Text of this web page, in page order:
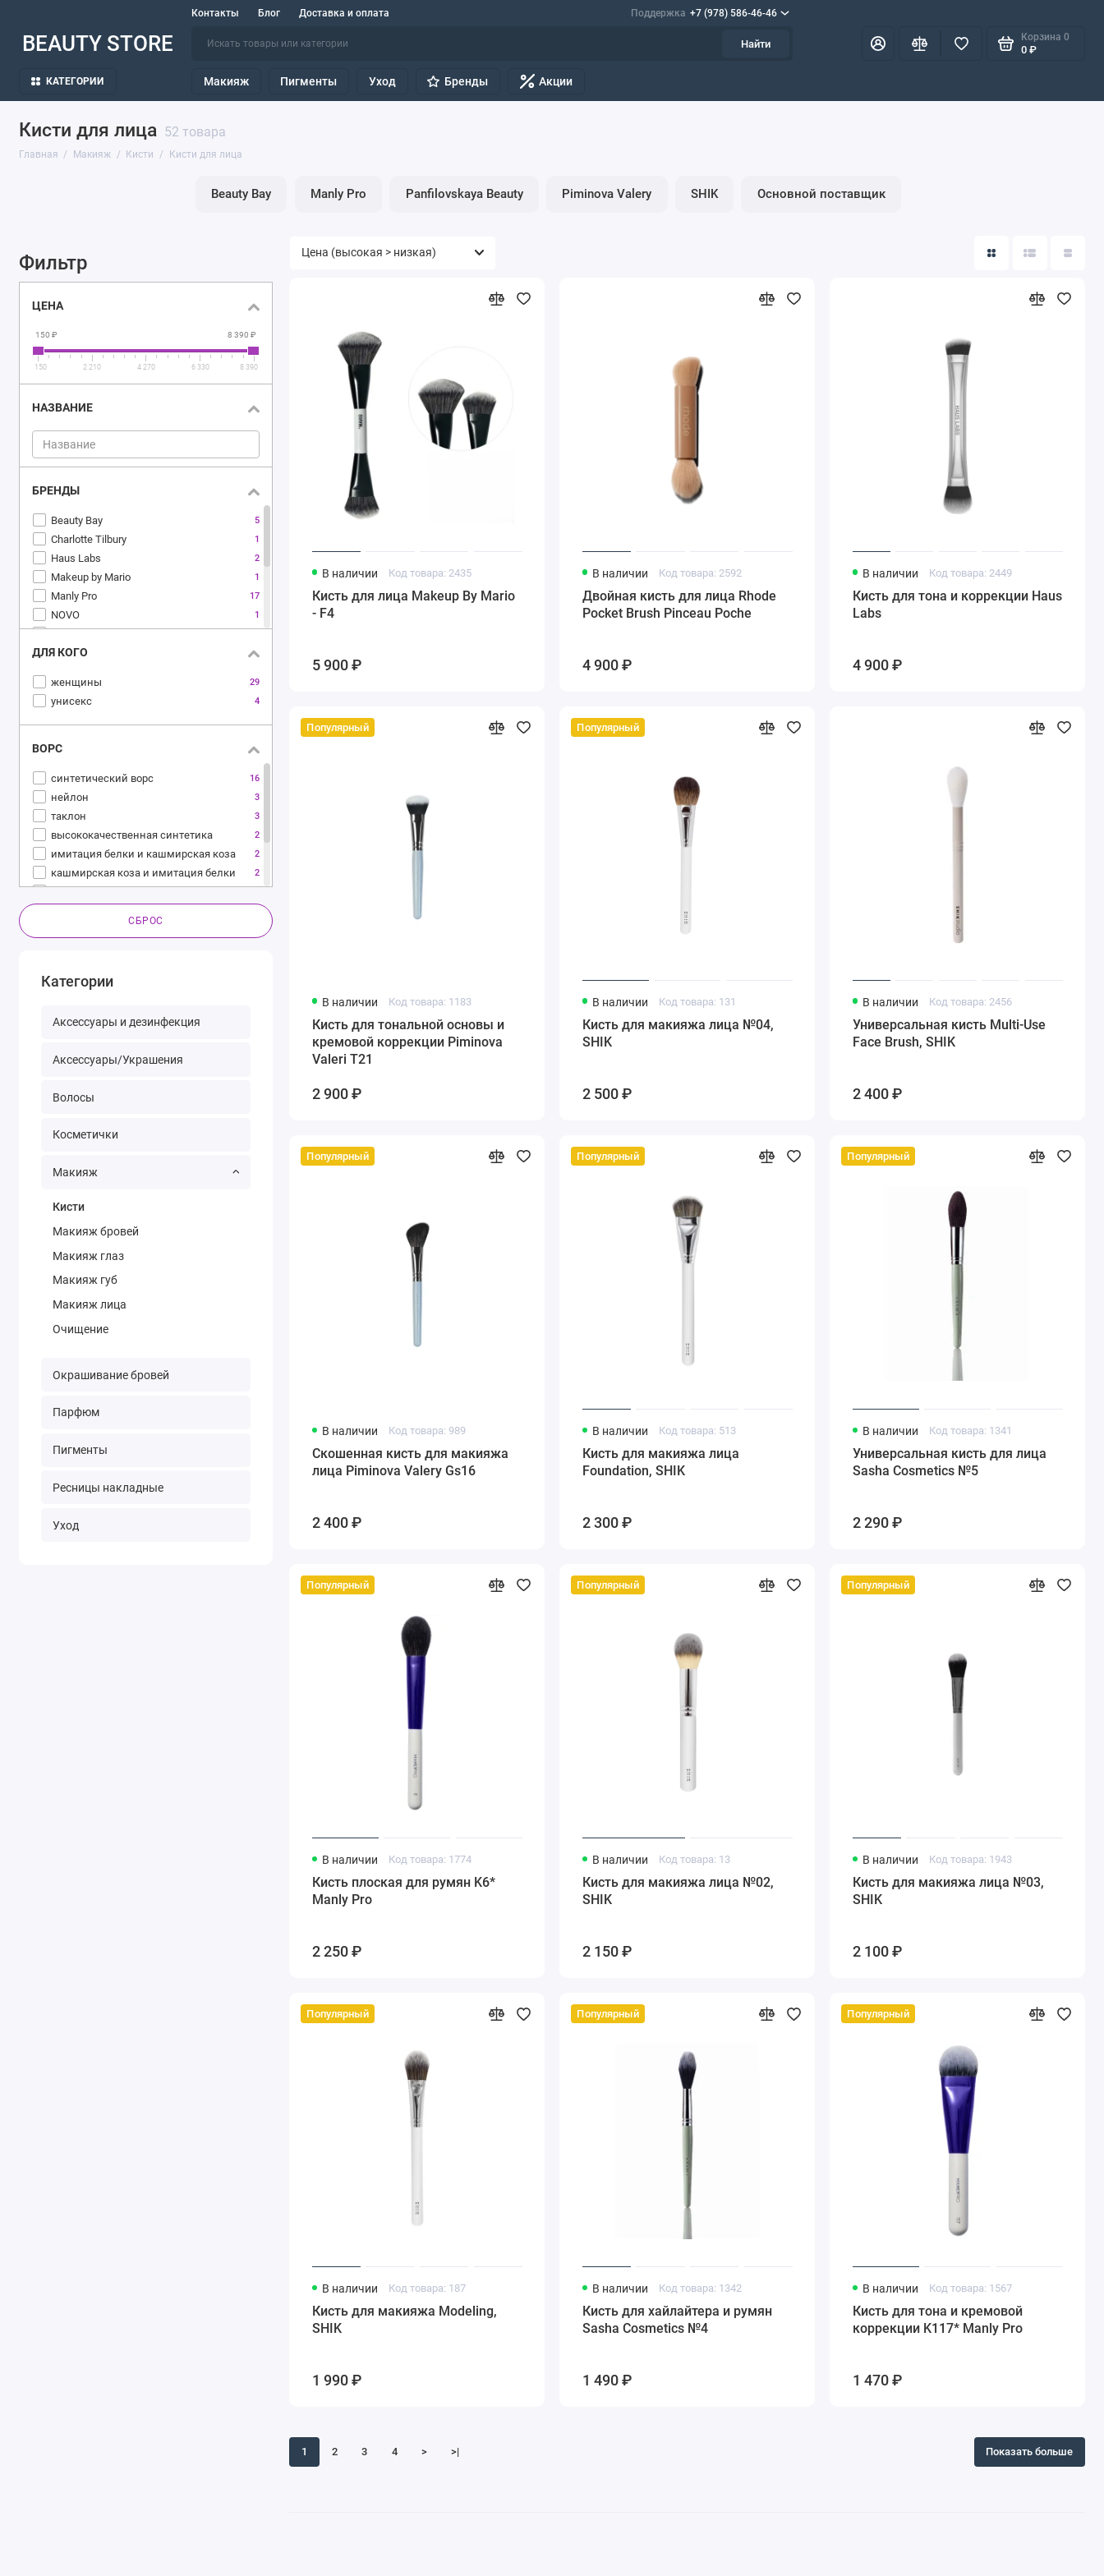
Контакты Блог Доставка и оплата Поддержка +7 (978) 586-46-46
BEAUTY STORE Найти
Корзина 0
0 ₽
КАТЕГОРИИ Макияж Пигменты Уход Бренды Акции
Кисти для лица 52 товара
Главная Макияж Кисти Кисти для лица
Beauty Bay Manly Pro Panfilovskaya Beauty Piminova Valery SHIK Основной поставщик
Фильтр
ЦЕНА
150 ₽ 8 390 ₽
150 2 210 4 270 6 330 8 390
НАЗВАНИЕ
БРЕНДЫ
Beauty Bay 5
Charlotte Tilbury 1
Haus Labs 2
Makeup by Mario 1
Manly Pro 17
NOVO 1
Piminova Valery 4
Sasha Cosmetics
Основной поставщик 2
ДЛЯ КОГО
женщины 29
унисекс 4
ВОРС
синтетический ворс 16
нейлон 3
таклон 3
высококачественная синтетика 2
имитация белки и кашмирская коза 2
кашмирская коза и имитация белки 2
СБРОС
Категории
Аксессуары и дезинфекция
Аксессуары/Украшения
Волосы
Косметички
Макияж
Кисти
Макияж бровей
Макияж глаз
Макияж губ
Макияж лица
Очищение
Окрашивание бровей
Парфюм
Пигменты
Ресницы накладные
Уход
В наличии Код товара: 2435
Кисть для лица Makeup By Mario
- F4
5 900 ₽
В наличии Код товара: 2592
Двойная кисть для лица Rhode
Pocket Brush Pinceau Poche
4 900 ₽
В наличии Код товара: 2449
Кисть для тона и коррекции Haus
Labs
4 900 ₽
Популярный
В наличии Код товара: 1183
Кисть для тональной основы и
кремовой коррекции Piminova
Valeri T21
2 900 ₽
Популярный
В наличии Код товара: 131
Кисть для макияжа лица №04,
SHIK
2 500 ₽
В наличии Код товара: 2456
Универсальная кисть Multi-Use
Face Brush, SHIK
2 400 ₽
Популярный
В наличии Код товара: 989
Скошенная кисть для макияжа
лица Piminova Valery Gs16
2 400 ₽
Популярный
В наличии Код товара: 513
Кисть для макияжа лица
Foundation, SHIK
2 300 ₽
Популярный
В наличии Код товара: 1341
Универсальная кисть для лица
Sasha Сosmetics №5
2 290 ₽
Популярный
В наличии Код товара: 1774
Кисть плоская для румян K6*
Manly Pro
2 250 ₽
Популярный
В наличии Код товара: 13
Кисть для макияжа лица №02,
SHIK
2 150 ₽
Популярный
В наличии Код товара: 1943
Кисть для макияжа лица №03,
SHIK
2 100 ₽
Популярный
В наличии Код товара: 187
Кисть для макияжа Modeling,
SHIK
1 990 ₽
Популярный
В наличии Код товара: 1342
Кисть для хайлайтера и румян
Sasha Cosmetics №4
1 490 ₽
Популярный
В наличии Код товара: 1567
Кисть для тона и кремовой
коррекции K117* Manly Pro
1 470 ₽
1 2 3 4 > >| Показать больше